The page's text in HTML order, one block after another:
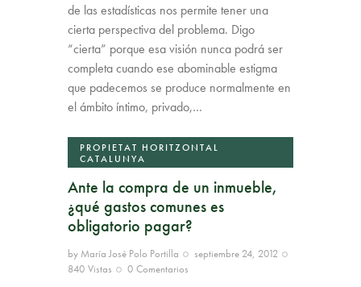
de las estadísticas nos permite tener una
cierta perspectiva del problema. Digo
“cierta” porque esa visión nunca podrá ser
completa cuando ese abominable estigma
que padecemos se produce normalmente en
el ámbito íntimo, privado,…
PROPIETAT HORITZONTAL
CATALUNYA
Ante la compra de un inmueble,
¿qué gastos comunes es
obligatorio pagar?
by María José Polo Portilla
septiembre 24, 2012
840 Vistas 0 Comentarios